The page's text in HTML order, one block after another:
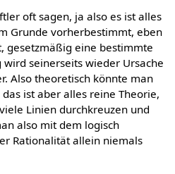
oft sagen, ja also es ist alles
Grunde vorherbestimmt, eben
gesetzmäßig eine bestimmte
seinerseits wieder Ursache
Also theoretisch könnte man
ist aber alles reine Theorie,
Linien durchkreuzen und
also mit dem logisch
Rationalität allein niemals